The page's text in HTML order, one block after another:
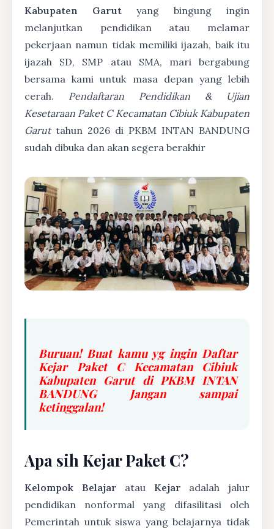
Kabupaten Garut yang bingung ingin
melanjutkan pendidikan atau melamar
pekerjaan namun tidak memiliki ijazah, baik itu
ijazah SD, SMP atau SMA, mari bergabung
bersama kami untuk masa depan yang lebih
cerah. Pendaftaran Pendidikan & Ujian
Kesetaraan Paket C Kecamatan Cibiuk Kabupaten
Garuttahun 2026 di PKBM INTAN BANDUNG
sudah dibuka dan akan segera berakhir
Buruan! Buat kamu yg ingin Daftar
Kejar Paket C Kecamatan Cibiuk
Kabupaten Garut di PKBM INTAN
BANDUNG Jangan sampai
ketinggalan!
Apa sih Kejar Paket C?
Kelompok Belajar atau Kejar adalah jalur
pendidikan nonformal yang difasilitasi oleh
Pemerintah untuk siswa yang belajarnya tidak